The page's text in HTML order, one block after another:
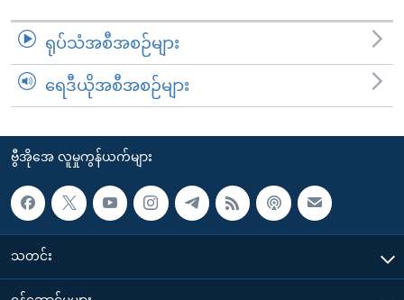
ရုပ်သံအစီအစဉ်များ
ရေဒီယိုအစီအစဉ်များ
ဗွီအိုအေ လူမှုကွန်ယက်များ
သတင်း